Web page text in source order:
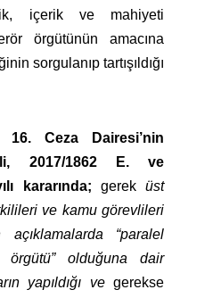
içerik ve mahiyeti
örgütünün amacına
sorgulanıp tartışıldığı
16. Ceza Dairesi’nin
2017/1862 E. ve
kararında; gereküst
ve kamu görevlileri
açıklamalarda “paralel
örgütü” olduğuna dair
yapıldığı ve gerekse